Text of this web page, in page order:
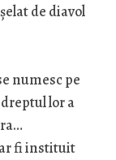
de diavol
numesc pe
lor a
fi instituit